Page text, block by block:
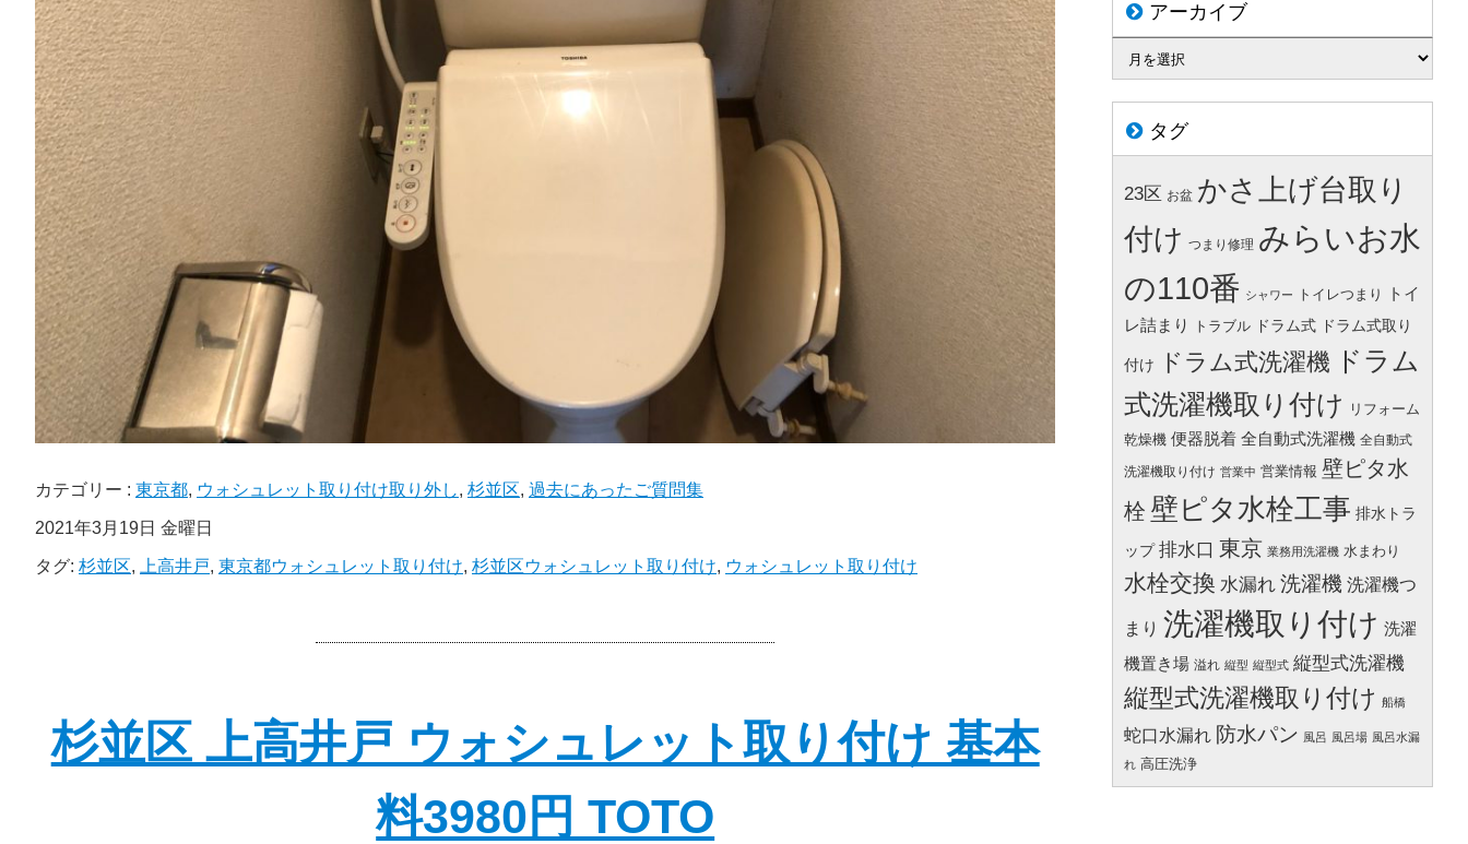
カテゴリー : 東京都, ウォシュレット取り付け取り外し, 杉並区, 過去にあったご質問集
2021年3月19日 金曜日
タグ: 杉並区, 上高井戸, 東京都ウォシュレット取り付け, 杉並区ウォシュレット取り付け, ウォシュレット取り付け
杉並区 上高井戸 ウォシュレット取り付け 基本
料3980円 TOTO
アーカイブ
タグ
23区 お盆 かさ上げ台取り
付け つまり修理 みらいお水
の110番 シャワー トイレつまり
トイ
レ詰まり
トラブル ドラム式 ドラム式取り
付け ドラム式洗濯機 ドラム
式洗濯機取り付け
リフォーム
乾燥機 便器脱着 全自動式洗濯機 全自動式
洗濯機取り付け 営業中 営業情報 壁ピタ水
栓 壁ピタ水栓工事 排水トラ
ップ 排水口 東京 業務用洗濯機 水まわり
水栓交換 水漏れ 洗濯機 洗濯機つ
まり 洗濯機取り付け 洗濯
機置き場 溢れ 縦型 縦型式 縦型式洗濯機
縦型式洗濯機取り付け 船橋
蛇口水漏れ 防水パン 風呂 風呂場 風呂水漏
れ 高圧洗浄